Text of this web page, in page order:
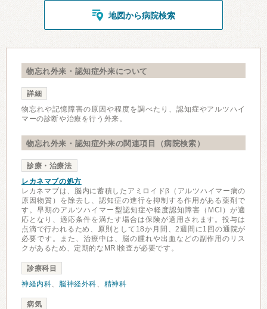
地図から病院検索
物忘れ外来・認知症外来について
詳細
物忘れや記憶障害の原因や程度を調べたり、認知症やアルツハイ
マーの診断や治療を行う外来。
物忘れ外来・認知症外来の関連項目（病院検索）
診療・治療法
レカネマブの処方
レカネマブは、脳内に蓄積したアミロイドβ（アルツハイマー病の
原因物質）を除去し、認知症の進行を抑制する作用がある薬剤で
す。早期のアルツハイマー型認知症や軽度認知障害（MCI）が適
応となり、適応条件を満たす場合は保険が適用されます。投与は
点滴で行われるため、原則として18か月間、2週間に1回の通院が
必要です。また、治療中は、脳の腫れや出血などの副作用のリス
クがあるため、定期的なMRI検査が必要です。
診療科目
神経内科、 脳神経外科、 精神科
病気